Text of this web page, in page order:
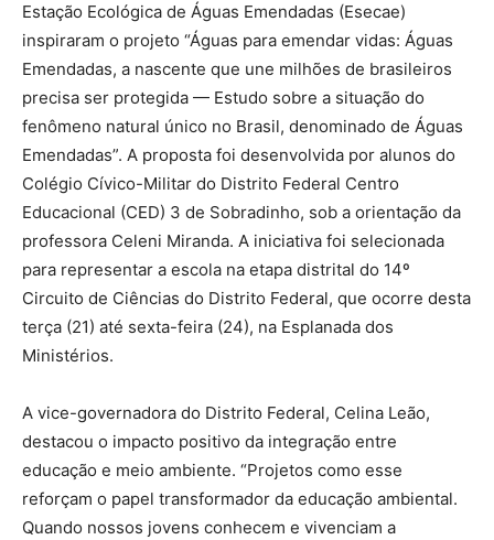
Estação Ecológica de Águas Emendadas (Esecae)
inspiraram o projeto “Águas para emendar vidas: Águas
Emendadas, a nascente que une milhões de brasileiros
precisa ser protegida — Estudo sobre a situação do
fenômeno natural único no Brasil, denominado de Águas
Emendadas”. A proposta foi desenvolvida por alunos do
Colégio Cívico-Militar do Distrito Federal Centro
Educacional (CED) 3 de Sobradinho, sob a orientação da
professora Celeni Miranda. A iniciativa foi selecionada
para representar a escola na etapa distrital do 14º
Circuito de Ciências do Distrito Federal, que ocorre desta
terça (21) até sexta-feira (24), na Esplanada dos
Ministérios.
A vice-governadora do Distrito Federal, Celina Leão,
destacou o impacto positivo da integração entre
educação e meio ambiente. “Projetos como esse
reforçam o papel transformador da educação ambiental.
Quando nossos jovens conhecem e vivenciam a